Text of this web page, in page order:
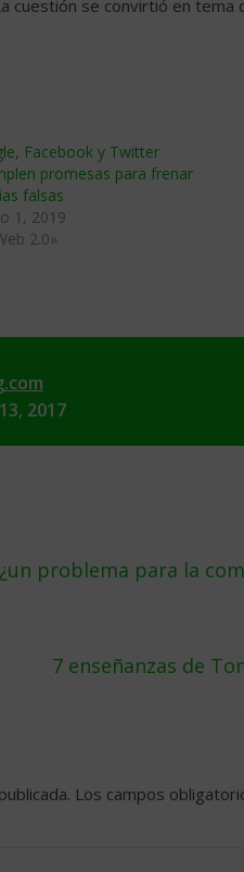
cuestión se convirtió en
Facebook y Twitter
promesas para frenar
falsas
1, 2019
2.0»
2017
problema para la
7 enseñanzas de
Los campos